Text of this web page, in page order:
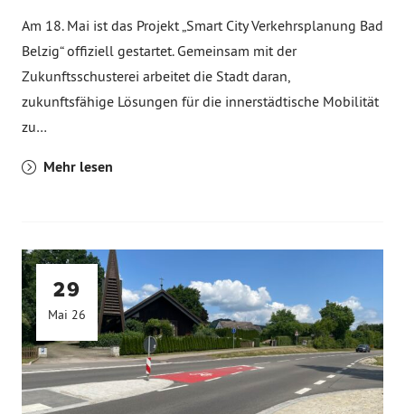
Am 18. Mai ist das Projekt „Smart City Verkehrsplanung Bad
Belzig“ offiziell gestartet. Gemeinsam mit der
Zukunftsschusterei arbeitet die Stadt daran,
zukunftsfähige Lösungen für die innerstädtische Mobilität
zu…
Mehr lesen
29
Mai 26